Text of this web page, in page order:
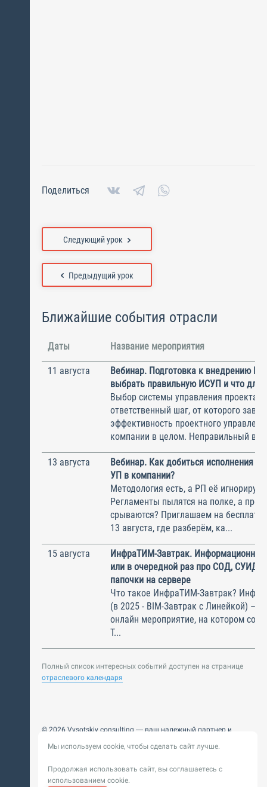
Поделиться
Предыдущий урок
Следующий урок
Ближайшие события отрасли
Даты Название мероприятия
11 августа
Вебинар. Подготовка к внедрению
выбрать правильную ИСУП и что для
Выбор системы управления
ответственный шаг, от которого
эффективность проектного
компании в целом. Неправильный
13 августа
Вебинар. Как добиться исполнения
УП в компании?
Методология есть, а РП её
Регламенты пылятся на полке, а
срываются? Приглашаем на
13 августа, где разберём, ка...
15 августа
ИнфраТИМ-Завтрак.
или в очередной раз про СОД, СУИД и
папочки на сервере
Что такое ИнфраТИМ-Завтрак?
(в 2025 - BIM-Завтрак с Линейкой) –
онлайн мероприятие, на котором
Т...
Полный список интересных событий доступен на странице
отраслевого календаря
© 2026 Vysotskiy consulting — ваш надежный партнер и
Цифровизация, BIM, ИИ. Внедряем и оптимизируем
Пользовательское
соглашение
Политика обработки персональных
данных
Мы используем cookie, чтобы сделать сайт лучше.
Продолжая использовать сайт, вы соглашаетесь с
использованием cookie.